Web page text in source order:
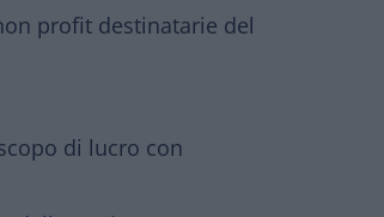
profit destinatarie del
di lucro con